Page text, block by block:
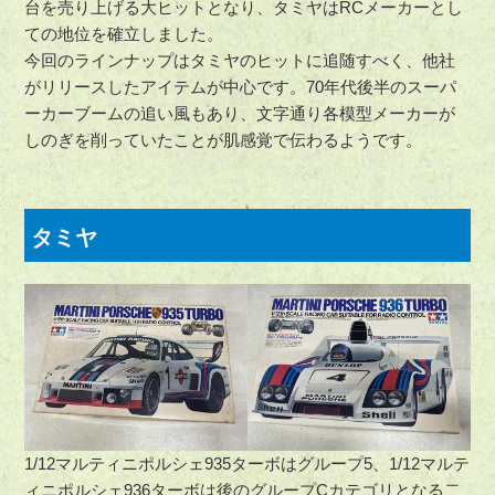
台を売り上げる大ヒットとなり、タミヤはRCメーカーとし
ての地位を確立しました。
今回のラインナップはタミヤのヒットに追随すべく、他社
がリリースしたアイテムが中心です。70年代後半のスーパ
ーカーブームの追い風もあり、文字通り各模型メーカーが
しのぎを削っていたことが肌感覚で伝わるようです。
タミヤ
1/12マルティニポルシェ935ターボはグループ5、1/12マルテ
ィニポルシェ936ターボは後のグループCカテゴリとなる二